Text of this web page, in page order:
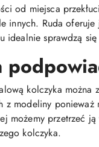
od miejsca
innych. Ruda
idealnie sprawdzą
kolczyka
z modeliny
możemy przetrzeć
kolczyka.